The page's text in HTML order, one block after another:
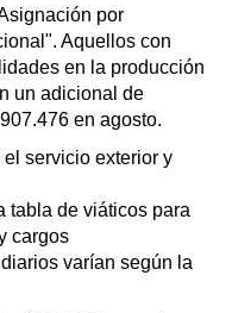
por
Aquellos con
en la producción
un adicional de
en agosto.
servicio exterior y
tabla de viáticos para
cargos
varían según la